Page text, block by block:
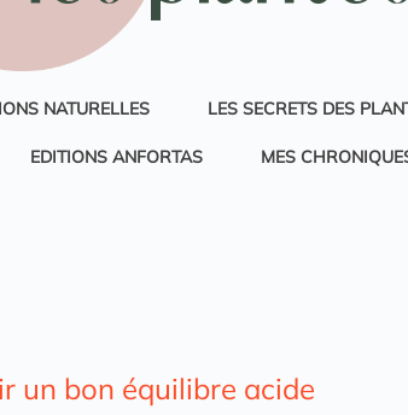
NATURELLES LES SECRETS DES
EDITIONS ANFORTAS MES
un bon équilibre acide